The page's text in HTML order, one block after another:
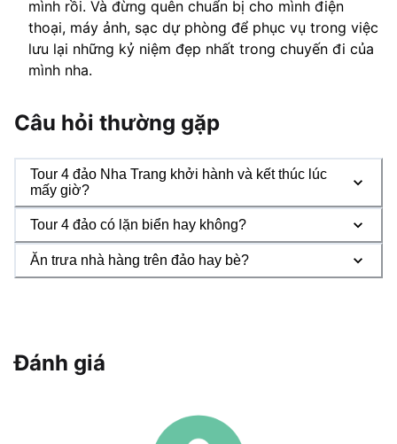
mình rồi. Và đừng quên chuẩn bị cho mình điện
thoại, máy ảnh, sạc dự phòng để phục vụ trong việc
lưu lại những kỷ niệm đẹp nhất trong chuyến đi của
mình nha.
Câu hỏi thường gặp
Tour 4 đảo Nha Trang khởi hành và kết thúc lúc
mấy giờ?
Tour 4 đảo có lặn biển hay không?
Ăn trưa nhà hàng trên đảo hay bè?
Đánh giá